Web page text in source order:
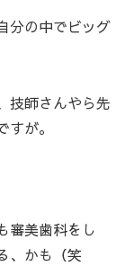
分の中でビッグ
技師さんやら先
が。
審美歯科をし
、かも（笑